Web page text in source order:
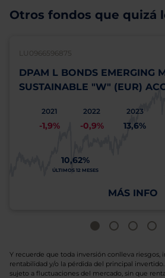
Otros fondos que quizá
LU0966596875
DPAM L BONDS EMERGING
SUSTAINABLE "W" (EUR)
2021
-1,9%
2022
-0,9%
2023
13,6%
10,62%
ÚLTIMOS 12 MESES
MÁS INFO
Y recuerde que toda inversión conlleva riesgos,
rentabilidad y/o la pérdida del principal
sujeto a fluctuaciones del mercado, sin que